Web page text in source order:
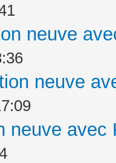
neuve
neuve
neuve avec